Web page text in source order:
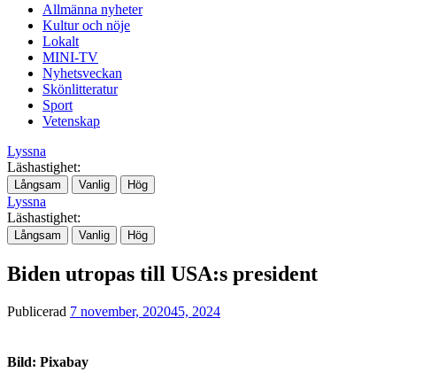
Allmänna nyheter
Kultur och nöje
Lokalt
MINI-TV
Nyhetsveckan
Skönlitteratur
Sport
Vetenskap
Lyssna
Läshastighet:
Långsam Vanlig Hög
Lyssna
Läshastighet:
Långsam Vanlig Hög
Biden utropas till USA:s president
Publicerad 7 november, 202045, 2024
Bild: Pixabay